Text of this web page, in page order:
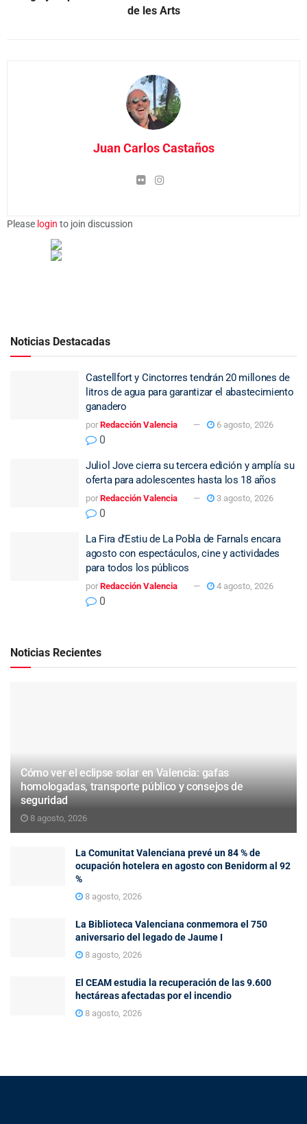
de les Arts
Juan Carlos Castaños
Please login to join discussion
Noticias Destacadas
Castellfort y Cinctorres tendrán 20 millones de
litros de agua para garantizar el abastecimiento
ganadero
por Redacción Valencia 6 agosto, 2026
0
Juliol Jove cierra su tercera edición y amplía su
oferta para adolescentes hasta los 18 años
por Redacción Valencia 3 agosto, 2026
0
La Fira d’Estiu de La Pobla de Farnals encara
agosto con espectáculos, cine y actividades
para todos los públicos
por Redacción Valencia 4 agosto, 2026
0
Noticias Recientes
Cómo ver el eclipse solar en Valencia: gafas
homologadas, transporte público y consejos de
seguridad
8 agosto, 2026
La Comunitat Valenciana prevé un 84 % de
ocupación hotelera en agosto con Benidorm al 92
%
8 agosto, 2026
La Biblioteca Valenciana conmemora el 750
aniversario del legado de Jaume I
8 agosto, 2026
El CEAM estudia la recuperación de las 9.600
hectáreas afectadas por el incendio
8 agosto, 2026